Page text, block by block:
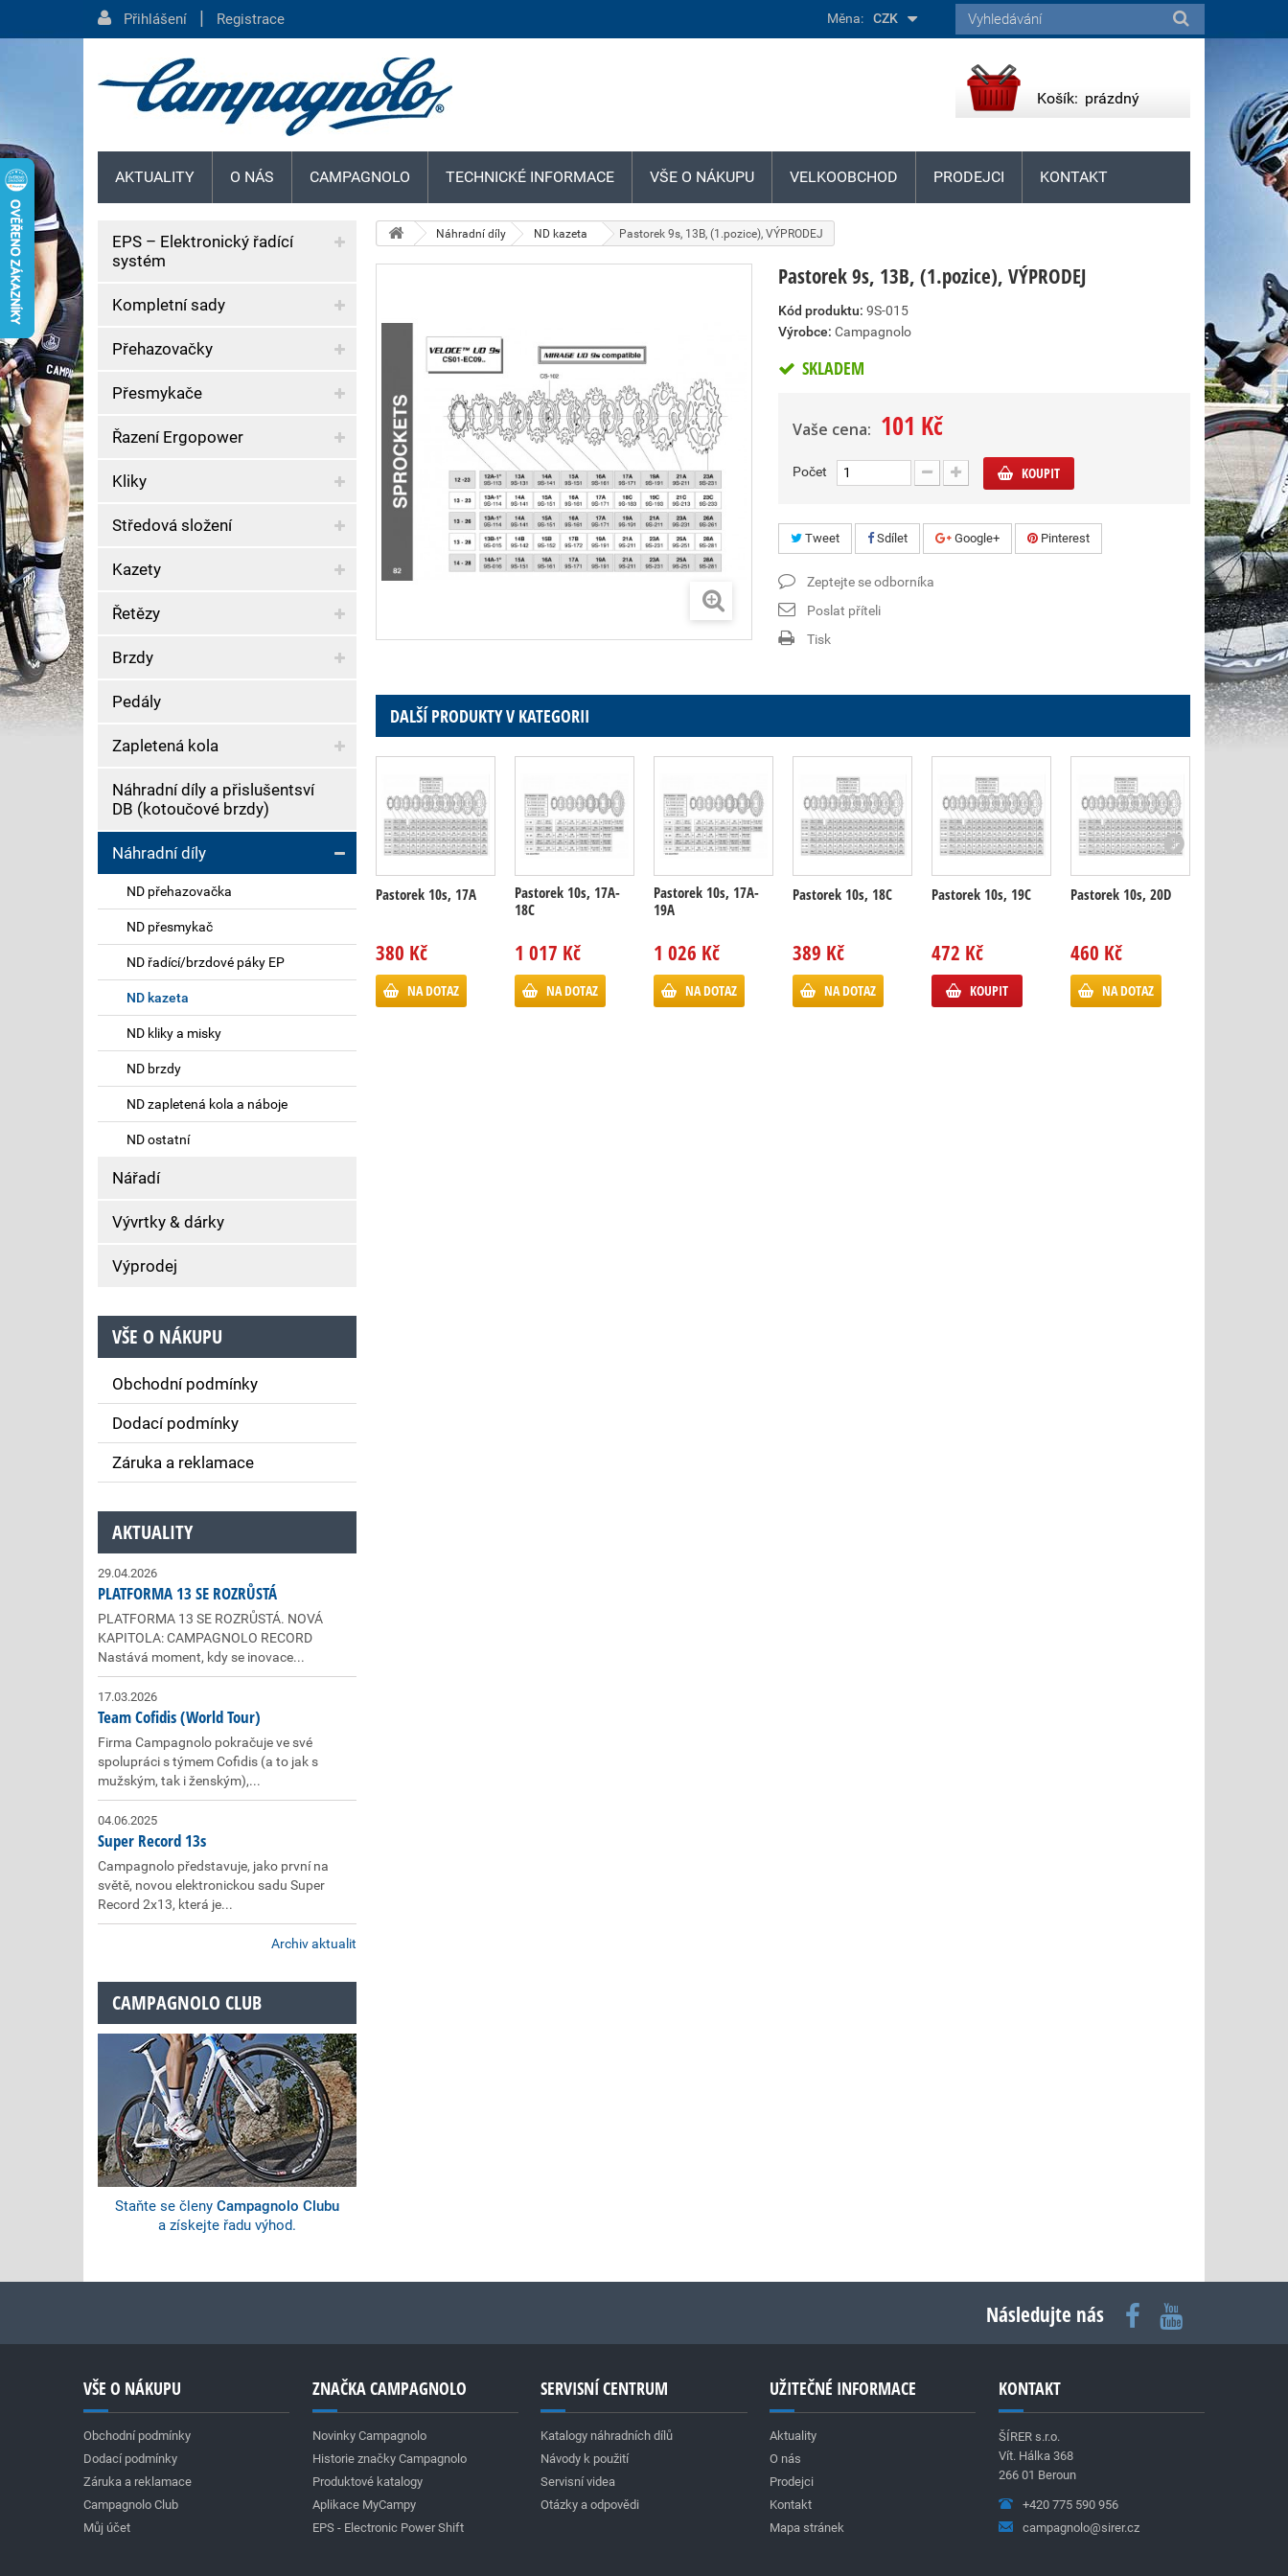
Náhradní díly ND kazeta Pastorek 9s, 13B, (1.pozice), VÝPRODEJ
Pastorek 9s, 13B, (1.pozice), VÝPRODEJ
Kód produktu: 9S-015
Výrobce: Campagnolo
SKLADEM
Vaše cena: 101 Kč
Počet KOUPIT
Tweet Sdílet Google+ Pinterest
Zeptejte se odborníka
Poslat příteli
Tisk
DALŠÍ PRODUKTY V KATEGORII
Pastorek 10s, 17A
380 Kč
NA DOTAZ
Pastorek 10s, 17A-
18C
1 017 Kč
NA DOTAZ
Pastorek 10s, 17A-
19A
1 026 Kč
NA DOTAZ
Pastorek 10s, 18C
389 Kč
NA DOTAZ
Pastorek 10s, 19C
472 Kč
KOUPIT
Pastorek 10s, 20D
460 Kč
NA DOTAZ
EPS – Elektronický řadící
systém
Kompletní sady
Přehazovačky
Přesmykače
Řazení Ergopower
Kliky
Středová složení
Kazety
Řetězy
Brzdy
Pedály
Zapletená kola
Náhradní díly a přislušentsví
DB (kotoučové brzdy)
Náhradní díly
ND přehazovačka
ND přesmykač
ND řadící/brzdové páky EP
ND kazeta
ND kliky a misky
ND brzdy
ND zapletená kola a náboje
ND ostatní
Nářadí
Vývrtky & dárky
Výprodej
VŠE O NÁKUPU
Obchodní podmínky
Dodací podmínky
Záruka a reklamace
AKTUALITY
29.04.2026
PLATFORMA 13 SE ROZRŮSTÁ
PLATFORMA 13 SE ROZRŮSTÁ. NOVÁ
KAPITOLA: CAMPAGNOLO RECORD
Nastává moment, kdy se inovace...
17.03.2026
Team Cofidis (World Tour)
Firma Campagnolo pokračuje ve své
spolupráci s týmem Cofidis (a to jak s
mužským, tak i ženským),...
04.06.2025
Super Record 13s
Campagnolo představuje, jako první na
světě, novou elektronickou sadu Super
Record 2x13, která je...
Archiv aktualit
CAMPAGNOLO CLUB
Staňte se členy Campagnolo Clubu
a získejte řadu výhod.
Přihlášení | Registrace Měna: CZK
Košík: prázdný
AKTUALITY O NÁS CAMPAGNOLO TECHNICKÉ INFORMACE VŠE O NÁKUPU VELKOOBCHOD PRODEJCI KONTAKT
Následujte nás
VŠE O NÁKUPU
Obchodní podmínky
Dodací podmínky
Záruka a reklamace
Campagnolo Club
Můj účet
ZNAČKA CAMPAGNOLO
Novinky Campagnolo
Historie značky Campagnolo
Produktové katalogy
Aplikace MyCampy
EPS - Electronic Power Shift
SERVISNÍ CENTRUM
Katalogy náhradních dílů
Návody k použití
Servisní videa
Otázky a odpovědi
UŽITEČNÉ INFORMACE
Aktuality
O nás
Prodejci
Kontakt
Mapa stránek
KONTAKT
ŠÍRER s.r.o.
Vít. Hálka 368
266 01 Beroun
+420 775 590 956
campagnolo@sirer.cz